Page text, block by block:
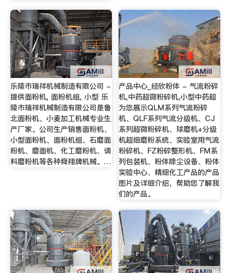
乐陵市瑞祥机械制造有限公司 -
提供面粉机, 面粉机组, 小型 乐
陵市瑞祥机械制造有限公司是鲁
北面粉机、小麦加工机械专业生
产厂家。公司生产销售面粉机、
小型面粉机、面粉机组、石磨面
粉机、磨面机、化工磨粉机、调
料磨粉机等各种舜翔牌机械。…
产品中心_经欣粉体 - 气流粉碎
机,中药超微粉碎机,小型中药超
为您展示QLM系列气流粉碎
机、QLF系列气流分级机、CJ
系列超微粉碎机、球磨机+分级
机超细磨粉系统、实验室用气流
粉碎机、FZ粉碎整形机、FM系
列包装机、粉体除尘设备、粉体
实验中心、精细化工产品的产品
图片及详细介绍，帮助您了解我
们的产品。